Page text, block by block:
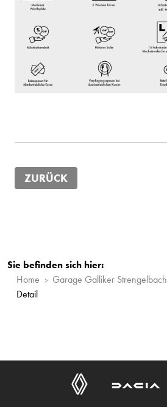
ZURÜCK
Sie befinden sich hier:
Home
Garage Galliker Strengelbach
Detail